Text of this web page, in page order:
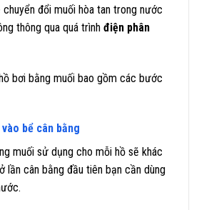
đổi muối hòa tan trong nước
thông qua quá trình điện phân
bơi bằng muối bao gồm các bước
bể cân bằng
muối sử dụng cho mỗi hồ sẽ khác
lần cân bằng đầu tiên bạn cần dùng